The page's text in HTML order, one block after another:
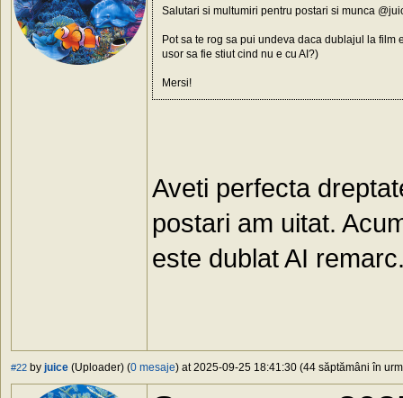
Salutari si multumiri pentru postari si munca
Pot sa te rog sa pui undeva daca dublajul la film
usor sa fie stiut cind nu e cu AI?)
Mersi!
Aveti perfecta
postari am uitat.
este dublat AI
#22 by juice (Uploader) (0 mesaje) at 2025-09-25 18:41:30 (44 săptămâni în